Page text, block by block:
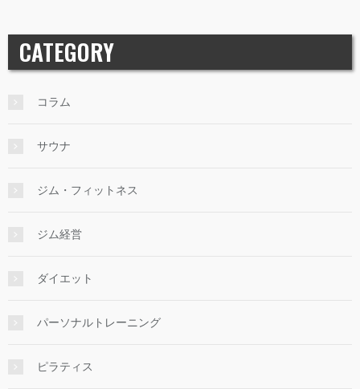
CATEGORY
コラム
サウナ
ジム・フィットネス
ジム経営
ダイエット
パーソナルトレーニング
ピラティス